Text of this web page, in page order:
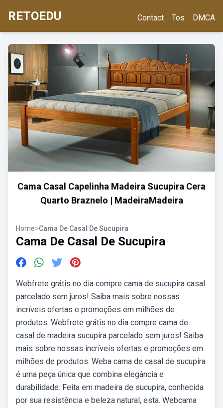
RETOEDU Contact Tos DMCA
Cama Casal Capelinha Madeira Sucupira Cera
Quarto Braznelo | MadeiraMadeira
Home>Cama De Casal De Sucupira
Cama De Casal De Sucupira
Webfrete grátis no dia compre cama de sucupira casal
parcelado sem juros! Saiba mais sobre nossas
incríveis ofertas e promoções em milhões de
produtos. Webfrete grátis no dia compre cama de
casal de madeira sucupira parcelado sem juros! Saiba
mais sobre nossas incríveis ofertas e promoções em
milhões de produtos. Weba cama de casal de sucupira
é uma peça única que combina elegância e
durabilidade. Feita em madeira de sucupira, conhecida
por sua resistência e beleza natural, esta. Webcama